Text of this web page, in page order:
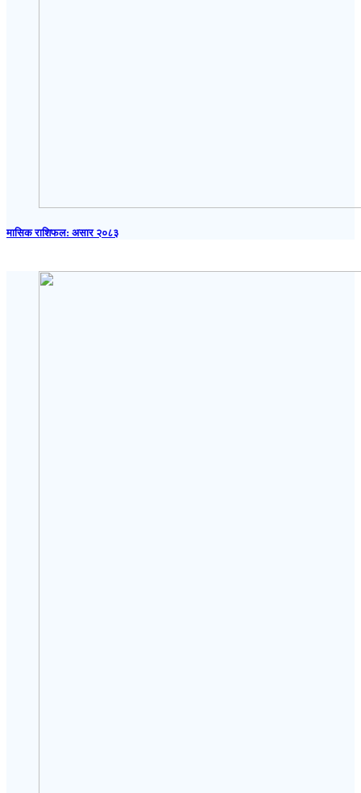
मासिक राशिफल: असार २०८३